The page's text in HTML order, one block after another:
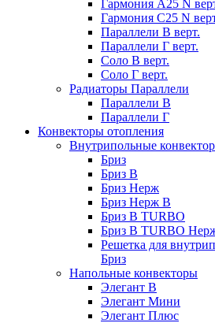
Гармония А25 N
Гармония С25 N
Параллели В верт.
Параллели Г верт.
Соло В верт.
Соло Г верт.
Радиаторы Параллели
Параллели В
Параллели Г
Конвекторы отопления
Внутрипольные
Бриз
Бриз В
Бриз Нерж
Бриз Нерж В
Бриз В TURBO
Бриз В TURBO
Решетка для
Бриз
Напольные конвекторы
Элегант В
Элегант Мини
Элегант Плюс